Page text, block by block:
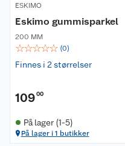
ESKIMO
Eskimo gummisparkel
200 MM
☆☆☆☆☆ (0)
Finnes i 2 størrelser
10900
På lager (1-5)
På lager i 1 butikker